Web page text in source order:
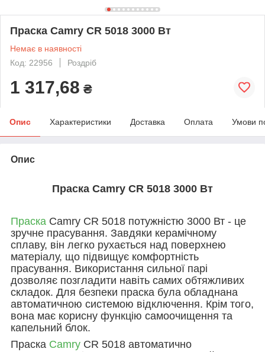
Праска Camry CR 5018 3000 Вт
Немає в наявності
Код: 22956
Роздріб
1 317,68 ₴
Опис Характеристики Доставка Оплата Умови
Опис
Праска Camry CR 5018 3000 Вт
Праска Camry CR 5018 потужністю 3000 Вт - це
зручне прасування. Завдяки керамічному
сплаву, він легко рухається над поверхнею
матеріалу, що підвищує комфортність
прасування. Використання сильної парі
дозволяє позгладити навіть самих обтяжливих
складок. Для безпеки праска була обладнана
автоматичною системою відключення. Крім того,
вона має корисну функцію самоочищення та
капельний блок.
Праска Camry CR 5018 автоматично